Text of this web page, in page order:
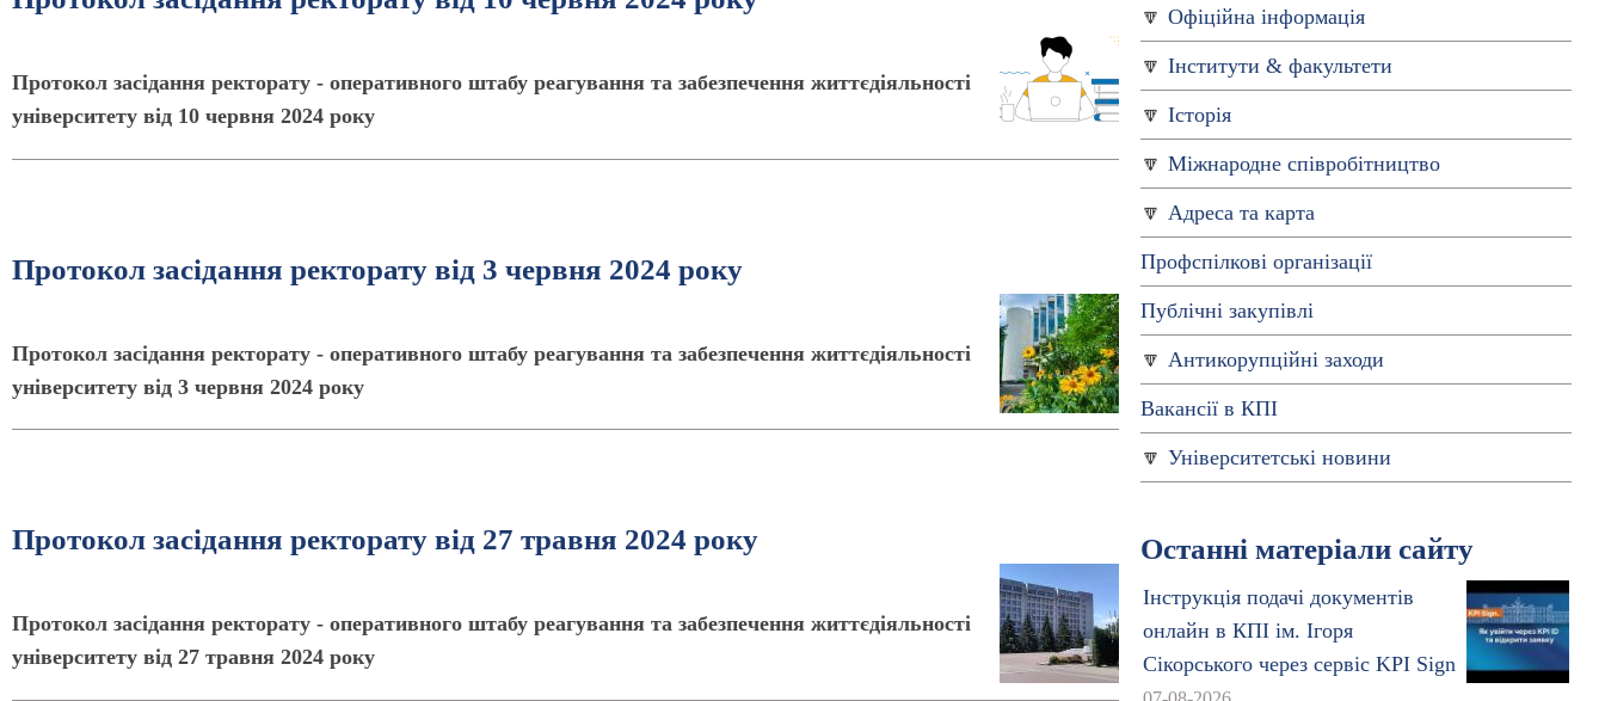
Протокол засідання ректорату - оперативного штабу реагування та забезпечення життєдіяльності
університету від 10 червня 2024 року
Протокол засідання ректорату від 3 червня 2024 року
Протокол засідання ректорату - оперативного штабу реагування та забезпечення життєдіяльності
університету від 3 червня 2024 року
Протокол засідання ректорату від 27 травня 2024 року
Протокол засідання ректорату - оперативного штабу реагування та забезпечення життєдіяльності
університету від 27 травня 2024 року
Офіційна інформація
Інститути & факультети
Історія
Міжнародне співробітництво
Адреса та карта
Профспiлкові організації
Публічні закупівлі
Антикорупційні заходи
Вакансії в КПІ
Університетські новини
Останні матеріали сайту
Інструкція подачі документів
онлайн в КПІ ім. Ігоря
Сікорського через сервіс KPI Sign